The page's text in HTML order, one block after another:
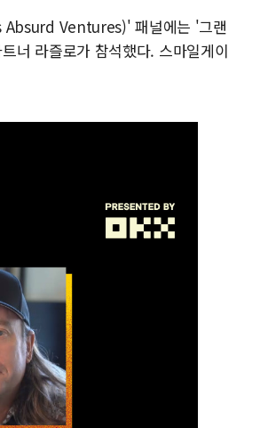
Ventures)' 패널에는 '그랜
너 라즐로가 참석했다. 스마일게이